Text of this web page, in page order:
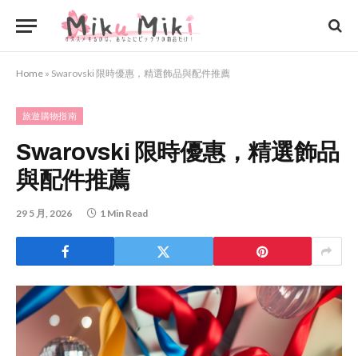
Home » Swarovski 限時優惠，精選飾品與配件推薦
旅遊購物指南
Swarovski 限時優惠，精選飾品
與配件推薦
29 5 月, 2026 1 Min Read